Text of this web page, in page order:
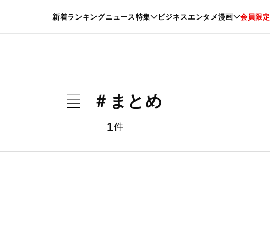
新着ランキングニュース特集 ビジネスエンタメ漫画 会員限定
暮らし スポーツ ヘルスケア 美容 グルメ ファッション
＃まとめ
1件